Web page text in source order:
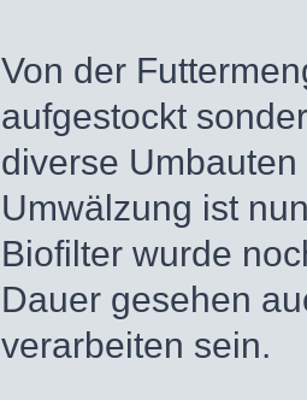
Von der
aufgestockt
diverse
Umwälzung ist
Biofilter wurde
Dauer gesehen
verarbeiten sein.